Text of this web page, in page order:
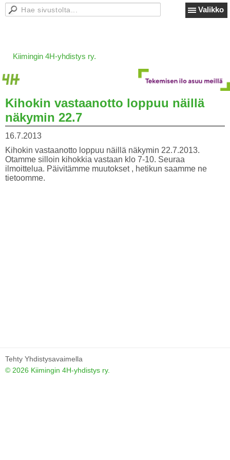
Valikko
Kiimingin 4H-yhdistys ry.
Kihokin vastaanotto loppuu näillä
näkymin 22.7
16.7.2013
Kihokin vastaanotto loppuu näillä näkymin 22.7.2013.
Otamme silloin kihokkia vastaan klo 7-10. Seuraa
ilmoittelua. Päivitämme muutokset , hetikun saamme ne
tietoomme.
Tehty Yhdistysavaimella
© 2026 Kiimingin 4H-yhdistys ry.